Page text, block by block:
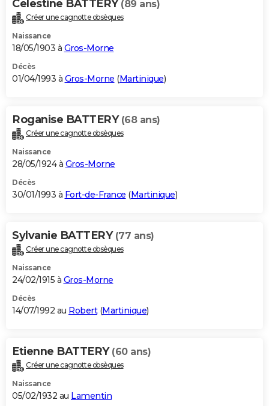
Celestine BATTERY (89 ans)
Créer une cagnotte obsèques
Naissance
18/05/1903 à Gros-Morne
Décès
01/04/1993 à Gros-Morne (Martinique)
Roganise BATTERY (68 ans)
Créer une cagnotte obsèques
Naissance
28/05/1924 à Gros-Morne
Décès
30/01/1993 à Fort-de-France (Martinique)
Sylvanie BATTERY (77 ans)
Créer une cagnotte obsèques
Naissance
24/02/1915 à Gros-Morne
Décès
14/07/1992 au Robert(Martinique)
Etienne BATTERY (60 ans)
Créer une cagnotte obsèques
Naissance
05/02/1932 au Lamentin